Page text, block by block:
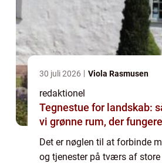
30 juli 2026 Viola Rasmusen
redaktionel
Tegnestue for landskab:
vi grønne rum, der
Det er nøglen til at forbinde
og tjenester på tværs af